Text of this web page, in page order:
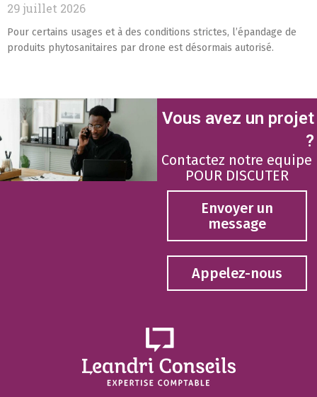
29 juillet 2026
Pour certains usages et à des conditions strictes, l’épandage de
produits phytosanitaires par drone est désormais autorisé.
Vous avez un projet
?
Contactez notre equipe
POUR DISCUTER
Envoyer un
message
Appelez-nous